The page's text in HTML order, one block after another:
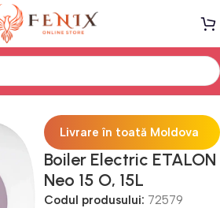
Boilere electrice
Livrare în toată Moldova
Boiler Electric ETALON
Neo 15 O, 15L
Codul produsului: 72579